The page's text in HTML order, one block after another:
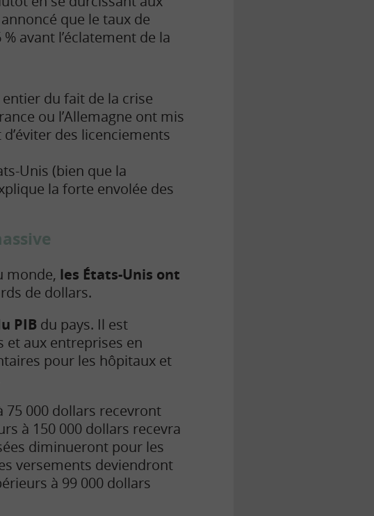
que le taux de
avant l’éclatement de la
du fait de la crise
ou l’Allemagne ont mis
des licenciements
Unis (bien que la
la forte envolée des
monde, les États-Unis ont
de dollars.
PIB du pays. Il est
aux entreprises en
pour les hôpitaux et
75 000 dollars recevront
à 150 000 dollars recevra
diminueront pour les
versements deviendront
à 99 000 dollars